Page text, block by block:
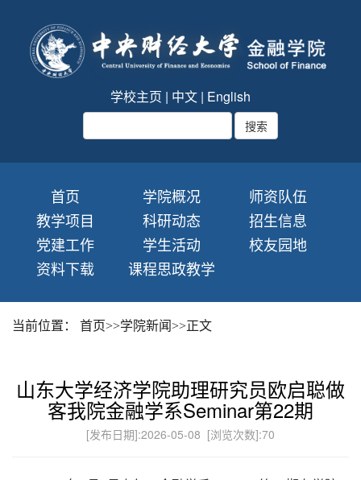
学校主页 | 中文 | English
首页 学院概况
师资队伍
教学项目
科研动态
招生信息
党建工作
学生活动
校友园地
资料下载
课程思政教学
当前位置： 首页>>学院新闻>>正文
山东大学经济学院助理研究员欧启聪做
客我院金融学系Seminar第22期
[发布日期]:2026-05-08 [浏览次数]:70